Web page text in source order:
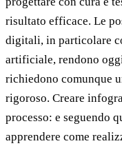
risultato efficace. Le
digitali, in particolare
artificiale, rendono
richiedono comunque
rigoroso. Creare
processo: e seguendo
apprendere come